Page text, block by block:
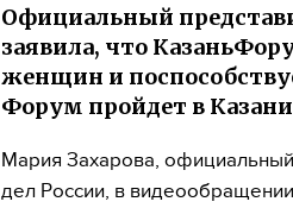
Официальный
заявила, что
женщин и
Форум пройдет в Казани
Мария Захарова,
дел России, в